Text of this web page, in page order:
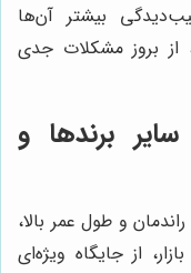
بیشتر آن‌ها
از بروز مشکلات جدی
برندها و
و طول عمر بالا،
از جایگاه ویژه‌ای